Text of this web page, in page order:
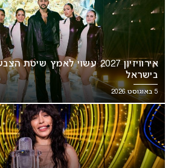
אירוויזיון 2027 עשוי לאמץ
בישראל
5 באוגוסט 2026